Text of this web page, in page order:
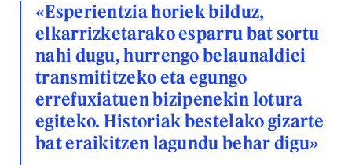
«Esperientzia horiek bilduz,
elkarrizketarako esparru bat sortu
nahi dugu, hurrengo belaunaldiei
transmititzeko eta egungo
errefuxiatuen bizipenekin lotura
egiteko. Historiak bestelako gizarte
bat eraikitzen lagundu behar digu»